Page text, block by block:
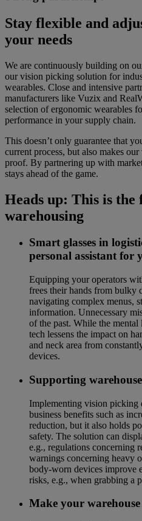
Stay flexible and
your needs
We are continuously building on
our vision picking solution for
wearables. Close and intensive
manufacturers like Vuzix and
selection of ergonomic wearables
performance in your supply chain.
This doesn’t only guarantee that
current process, but also makes
proof. By partnering up with
stays ahead of the game.
Heads up: This is the
warehousing
Smart glasses in
personal assistant for
Equipping your operators
frees their hands from bulky
navigating complex menus,
information. Unnecessary
of the past. While the mental
tech lessens the impact on
and neck area from
devices.
Supporting
Implementing vision picking
business benefits such as
reduction, but it also holds
safety. The solution can
e.g., regulations concerning
warnings concerning heavy
body-worn devices improve
risks, e.g., when grabbing a
Make your